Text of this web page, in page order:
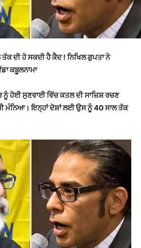
ਦੀ ਹੋ ਸਕਦੀ ਹੈ ਕੈਦ ! ਨਿਖਿਲ ਗੁਪਤਾ ਨੇ
ਕਬੂਲਨਾਮਾ
ਨੂੰ ਹੋਈ ਸੁਣਵਾਈ ਵਿੱਚ ਕਤਲ ਦੀ ਸਾਜ਼ਿਸ਼ ਰਚਣ
ਮੰਨਿਆ। ਇਨ੍ਹਾਂ ਦੋਸ਼ਾਂ ਲਈ ਉਸ ਨੂੰ 40 ਸਾਲ ਤੱਕ